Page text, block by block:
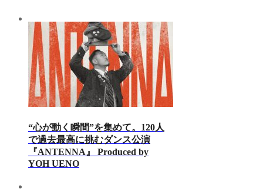
“心が動く瞬間”を集めて。120人
で過去最高に挑むダンス公演
『ANTENNA』 Produced by
YOH UENO